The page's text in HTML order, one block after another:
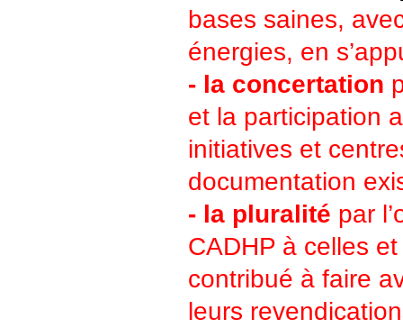
bases saines,
énergies, en
- la concertation
et la participation
initiatives et
documentation
- la pluralité par
CADHP à celles
contribué à faire
leurs